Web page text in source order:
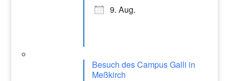
9. Aug.
Besuch des Campus Galli in
Meßkirch